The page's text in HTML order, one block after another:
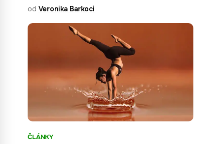
od Veronika Barkoci
ČLÁNKY